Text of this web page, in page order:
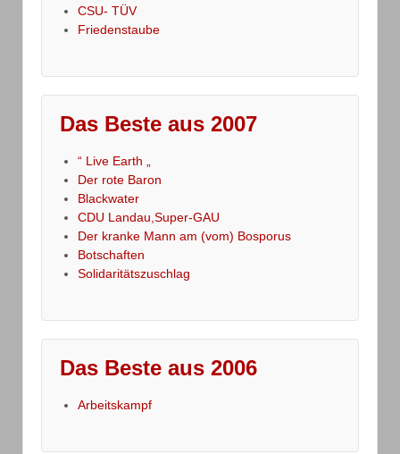
CSU- TÜV
Friedenstaube
Das Beste aus 2007
“ Live Earth „
Der rote Baron
Blackwater
CDU Landau,Super-GAU
Der kranke Mann am (vom) Bosporus
Botschaften
Solidaritätszuschlag
Das Beste aus 2006
Arbeitskampf